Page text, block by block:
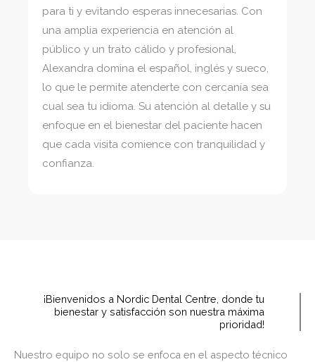
para ti y evitando esperas innecesarias. Con
una amplia experiencia en atención al
público y un trato cálido y profesional,
Alexandra domina el español, inglés y sueco,
lo que le permite atenderte con cercanía sea
cual sea tu idioma. Su atención al detalle y su
enfoque en el bienestar del paciente hacen
que cada visita comience con tranquilidad y
confianza.
¡Bienvenidos a Nordic Dental Centre, donde tu
bienestar y satisfacción son nuestra máxima
prioridad!
Nuestro equipo no solo se enfoca en el aspecto técnico